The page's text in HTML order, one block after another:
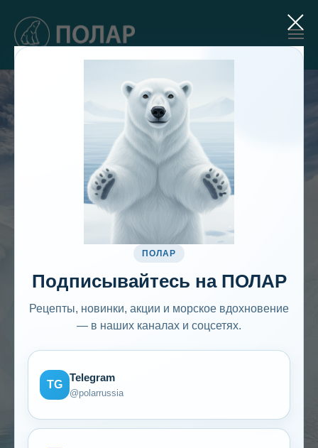
ПОЛАР
Подписывайтесь на ПОЛАР
Рецепты, новинки, акции и морское вдохновение
— в наших каналах и соцсетях.
TG
Telegram
@polarrussia
ПРОИЗВОДСТВО
И ПОСТАВКА
ЗАМОРОЖЕННЫХ
МОРСКИХ
ДЕЛИКАТЕСОВ